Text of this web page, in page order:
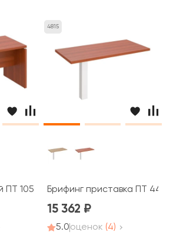
ПТ 105 Patriot
4815
Брифинг приставка ПТ 446
15 362
5.0оценок (4)